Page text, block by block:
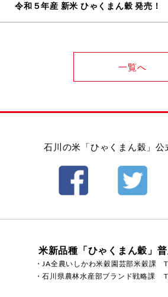
令和５年産 新米 ひゃくまん穀 発売！
一覧へ
米新品種「ひゃくまん穀」
・JA全農いしかわ米穀園芸部米穀課
・石川県農林水産部ブランド戦略課
石川の米「ひゃくまん穀」公